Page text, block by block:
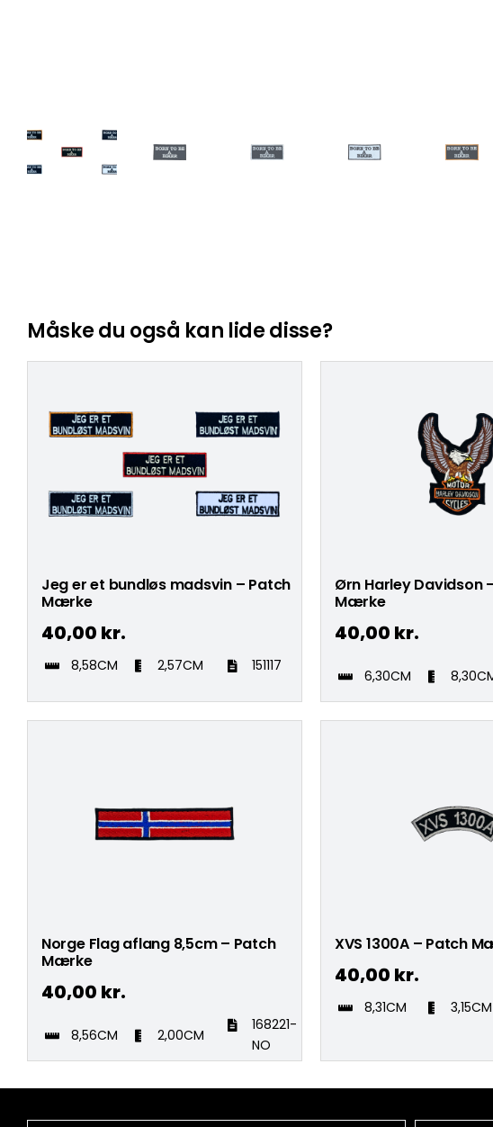
Måske du også kan lide disse?
Jeg er et bundløs madsvin – Patch
Mærke
40,00 kr.
8,58CM 2,57CM 151117
Ørn Harley Davidson
Mærke
40,00 kr.
6,30CM
Norge Flag aflang 8,5cm – Patch
Mærke
40,00 kr.
8,56CM 2,00CM
168221-
NO
XVS 1300A – Patch
40,00 kr.
8,31CM 3,15CM